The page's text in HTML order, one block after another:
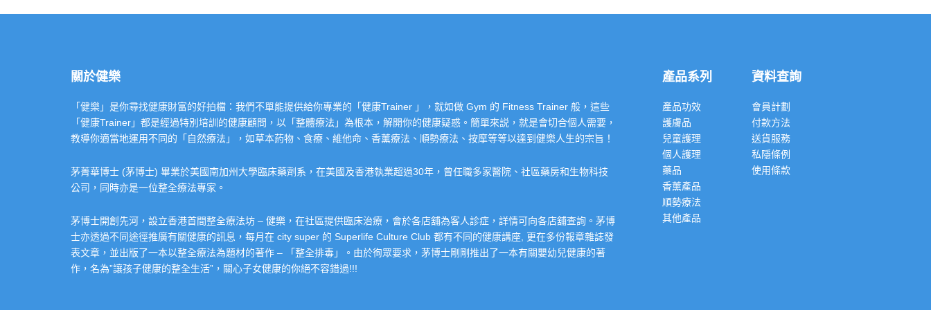
關於健樂
「健樂」是你尋找健康財富的好拍檔：我們不單能提供給你專業的「健康Trainer 」，就如做 Gym 的 Fitness Trainer 般，這些
「健康Trainer」都是經過特別培訓的健康顧問，以「整體療法」為根本，解開你的健康疑惑。簡單來説，就是會切合個人需要，
教導你適當地運用不同的「自然療法」，如草本葯物、食療、維他命、香薰療法、順勢療法、按摩等等以達到健樂人生的宗旨！
茅菁華博士 (茅博士) 畢業於美國南加州大學臨床藥劑系，在美國及香港執業超過30年，曾任職多家醫院、社區藥房和生物科技
公司，同時亦是一位整全療法專家。
茅博士開創先河，設立香港首間整全療法坊 – 健樂，在社區提供臨床治療，會於各店舖為客人診症，詳情可向各店舖查詢。茅博
士亦透過不同途徑推廣有關健康的訊息，每月在 city super 的 Superlife Culture Club 都有不同的健康講座, 更在多份報章雜誌發
表文章，並出版了一本以整全療法為題材的著作 – 「整全排毒」。由於徇眾要求，茅博士剛剛推出了一本有關嬰幼兒健康的著
作，名為”讓孩子健康的整全生活”，關心子女健康的你絕不容錯過!!!
產品系列
產品功效
護膚品
兒童護理
個人護理
藥品
香薰產品
順勢療法
其他產品
資料查詢
會員計劃
付款方法
送貨服務
私隱條例
使用條款